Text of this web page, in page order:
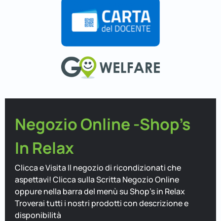
Negozio Online -Shop's
In Relax
Clicca e Visita Il negozio di ricondizionati che
aspettavi! Clicca sulla Scritta Negozio Online
oppure nella barra del menù su Shop's in Relax
Troverai tutti i nostri prodotti con descrizione e
disponibilità